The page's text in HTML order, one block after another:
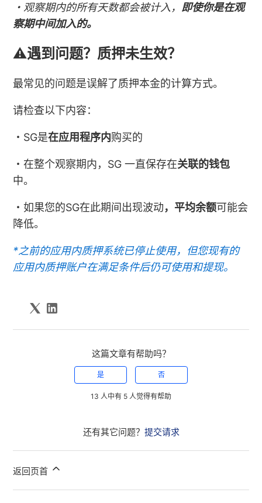
・观察期内的所有天数都会被计入， 即使你是在观
察期中间加入的。
⚠️遇到问题？质押未生效？
最常见的问题是误解了质押本金的计算方式。
请检查以下内容：
・SG是在应用程序内购买的
・在整个观察期内，SG 一直保存在关联的钱包
中。
・如果您的SG在此期间出现波动，平均余额可能会
降低。
*之前的应用内质押系统已停止使用，但您现有的
应用内质押账户在满足条件后仍可使用和提现。
这篇文章有帮助吗？
是 否
13 人中有 5 人觉得有帮助
还有其它问题？ 提交请求
返回页首